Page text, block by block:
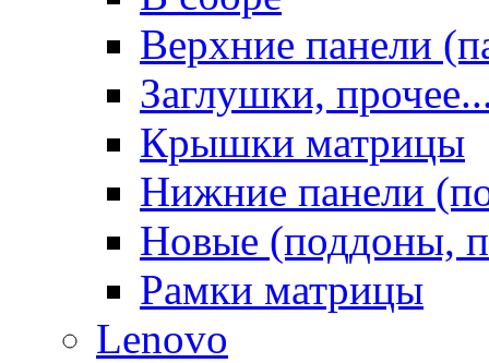
Верхние панели
Заглушки,
Крышки матрицы
Нижние панели
Новые (поддоны,
Рамки матрицы
Lenovo